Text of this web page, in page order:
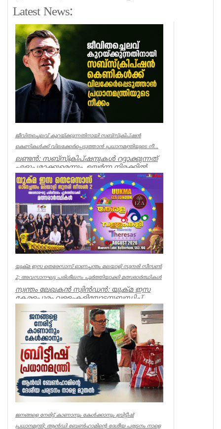
Latest News:
ജീവിതച്ചെലവ് കുറയ്ക്കുന്നതിനായി സബ്‌സ്‌ക്രിപ്‌ഷൻ
കെണികൾക്ക് വിലക്കേർപ്പെടുത്താൻ പ്രധാനമന്ത്രിയുടെ നീ...
ലണ്ടൻ: സബ്‌സ്‌ക്രിപ്‌ഷനുകൾ റദ്ദാക്കുന്നത്
എളുപ്പമാക്കുമെന്നും, ഉയർന്ന നിരക്കിൽ
കരാറുകൾ സ്വയം പുതുക്...
UK NEWS
യുക്മ ഇസ തെരേസാസ് ഓണച്ചന്തം മലയാളി സുന്ദരി സീസൺ
2; അവസാനഘട്ട പരിശീലനം പൂർത്തിയാക്കി മത്സരാർത്ഥികൾ
സ്വന്തം ലേഖകൻ സ്വിൻഡൻ: യുക്മ ഇസ
കേരളപ്പൂരം വള്ളംകളിയോടനുബന്ധിച്ച്
ആഗസ്റ്റ് 15ന് റോതർഹാമിലെ മാൻവേ...
uukma
ജനങ്ങളെ നേരിട്ട് കാണാനും കേൾക്കാനും ബ്രിട്ടീഷ്
പ്രധാനമന്ത്രി; ആൻഡി ബേൺഹാമിന്റെ ദേശീയ പര്യടനം നാളെ